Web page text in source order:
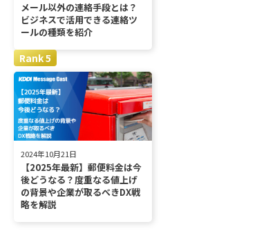
メール以外の連絡手段とは？
ビジネスで活用できる連絡ツ
ールの種類を紹介
2024年10月21日
【2025年最新】郵便料金は今
後どうなる？度重なる値上げ
の背景や企業が取るべきDX戦
略を解説